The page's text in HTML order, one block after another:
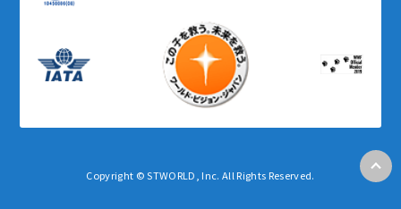
Copyright © STWORLD, Inc. All Rights Reserved.